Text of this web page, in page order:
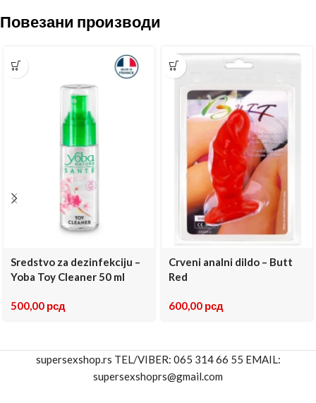
Повезани производи
Sredstvo za dezinfekciju –
Yoba Toy Cleaner 50 ml
500,00 рсд
Crveni analni dildo – Butt
Red
600,00 рсд
supersexshop.rs TEL/VIBER: 065 314 66 55 EMAIL:
supersexshoprs@gmail.com